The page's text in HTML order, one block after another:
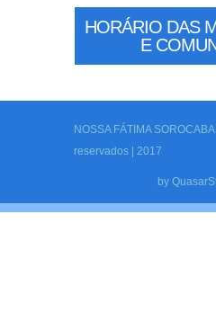
HORÁRIO DAS
E
NOSSA FÁTIMA
reservados | 2017
by